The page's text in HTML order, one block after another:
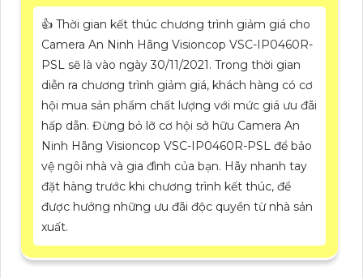
👍 Thời gian kết thúc chương trình giảm giá cho
Camera An Ninh Hãng Visioncop VSC-IP0460R-
PSL sẽ là vào ngày 30/11/2021. Trong thời gian
diễn ra chương trình giảm giá, khách hàng có cơ
hội mua sản phẩm chất lượng với mức giá ưu đãi
hấp dẫn. Đừng bỏ lỡ cơ hội sở hữu Camera An
Ninh Hãng Visioncop VSC-IP0460R-PSL để bảo
vệ ngôi nhà và gia đình của bạn. Hãy nhanh tay
đặt hàng trước khi chương trình kết thúc, để
được hưởng những ưu đãi độc quyền từ nhà sản
xuất.